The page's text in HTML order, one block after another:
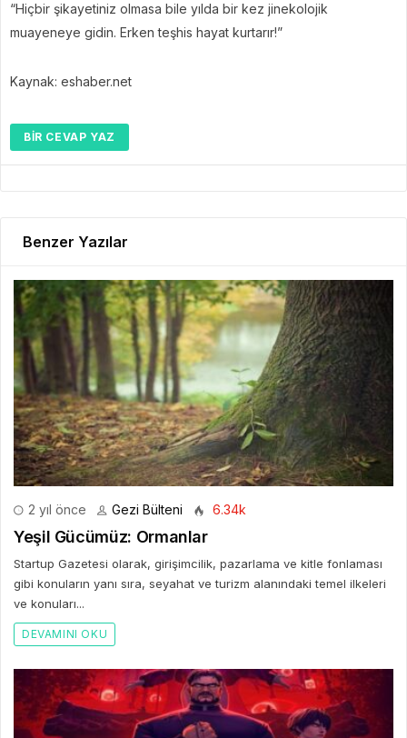
“Hiçbir şikayetiniz olmasa bile yılda bir kez jinekolojik
muayeneye gidin. Erken teşhis hayat kurtarır!”
Kaynak: eshaber.net
BIR CEVAP YAZ
Benzer Yazılar
2 yıl önce Gezi Bülteni 6.34k
Yeşil Gücümüz: Ormanlar
Startup Gazetesi olarak, girişimcilik, pazarlama ve kitle fonlaması
gibi konuların yanı sıra, seyahat ve turizm alanındaki temel ilkeleri
ve konuları...
DEVAMINI OKU